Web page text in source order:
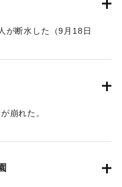
が断水した（9月18日
崩れた。